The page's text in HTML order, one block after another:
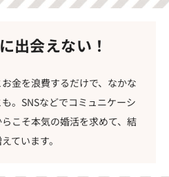
出会えない！
金を浪費するだけで、なかな
。SNSなどでコミュニケーシ
こそ本気の婚活を求めて、結
ています。